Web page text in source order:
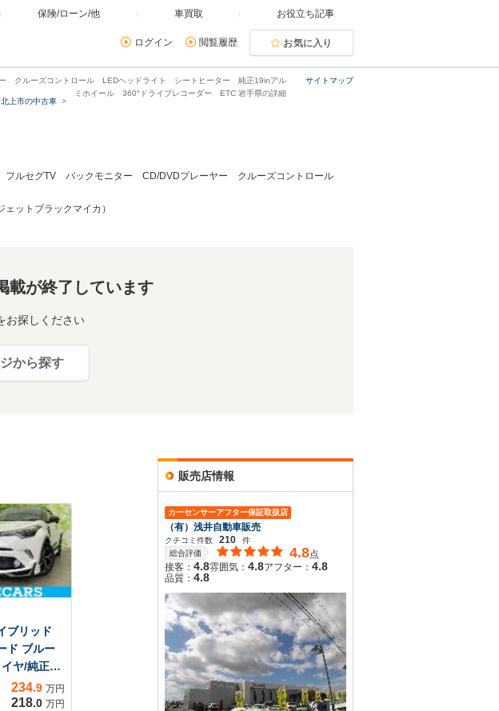
保険/ローン/他 車買取 お役立ち記事
ログイン 閲覧履歴 お気に入り
サイトマップ
クルーズコントロール LEDヘッドライト シートヒーター 純正19inアル
ミホイール 360°ドライブレコーダー ETC 岩手県の詳細
上市の中古車
フルセグTV バックモニター CD/DVDプレーヤー クルーズコントロール
ットブラックマイカ）
載が終了しています
お探しください
から探す
ブリッド
ド ブルー
ヤ/純正エ
9インチ SD
全装置/シ
234.9 万円
218.0 万円
販売店情報
カーセンサーアフター保証取扱店
（有）浅井自動車販売
クチコミ件数 210
件
総合評価
4.8点
接客： 4.8雰囲気： 4.8アフター： 4.8
品質： 4.8